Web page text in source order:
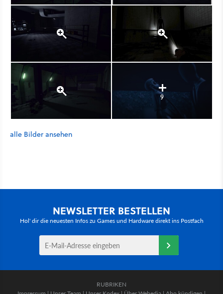
9
alle Bilder ansehen
NEWSLETTER BESTELLEN
Hol' dir die neuesten Infos zu Games und Hardware direkt ins Postfach
RUBRIKEN